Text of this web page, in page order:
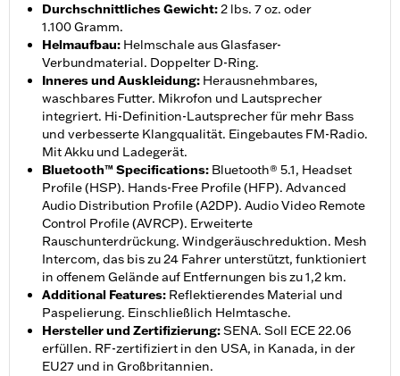
Durchschnittliches Gewicht:2 lbs. 7 oz. oder
1.100 Gramm.
Helmaufbau: Helmschale aus Glasfaser-
Verbundmaterial. Doppelter D-Ring.
Inneres und Auskleidung: Herausnehmbares,
waschbares Futter. Mikrofon und Lautsprecher
integriert. Hi-Definition-Lautsprecher für mehr Bass
und verbesserte Klangqualität. Eingebautes FM-Radio.
Mit Akku und Ladegerät.
Bluetooth™ Specifications: Bluetooth® 5.1, Headset
Profile (HSP). Hands-Free Profile (HFP). Advanced
Audio Distribution Profile (A2DP). Audio Video Remote
Control Profile (AVRCP). Erweiterte
Rauschunterdrückung. Windgeräuschreduktion. Mesh
Intercom, das bis zu 24 Fahrer unterstützt, funktioniert
in offenem Gelände auf Entfernungen bis zu 1,2 km.
Additional Features: Reflektierendes Material und
Paspelierung. Einschließlich Helmtasche.
Hersteller und Zertifizierung:SENA. Soll ECE 22.06
erfüllen. RF-zertifiziert in den USA, in Kanada, in der
EU27 und in Großbritannien.